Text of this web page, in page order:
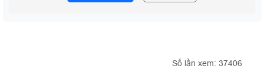
Số lần xem: 37406